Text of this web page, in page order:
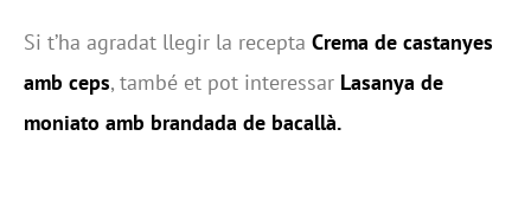
Si t’ha agradat llegir la recepta Crema de castanyes
amb ceps, també et pot interessar Lasanya de
moniato amb brandada de bacallà.